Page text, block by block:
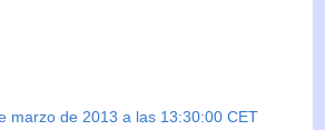
marzo de 2013 a las 13:30:00 CET